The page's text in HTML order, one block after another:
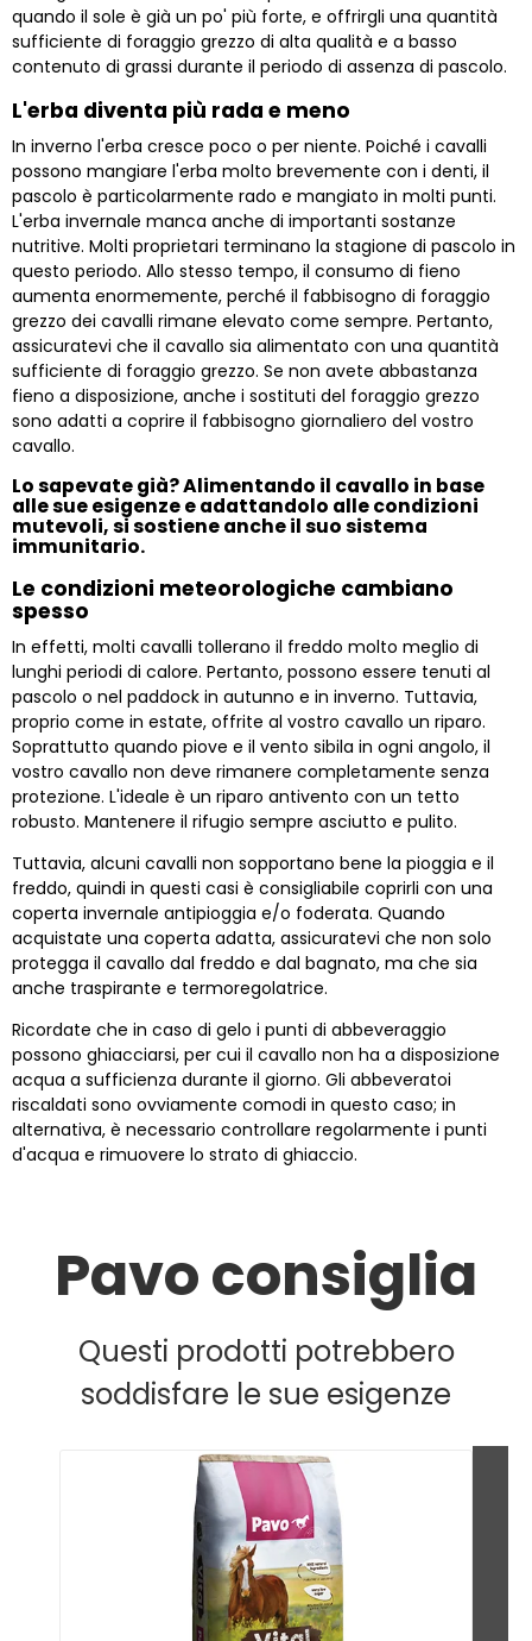
quando il sole è già un po' più forte, e offrirgli una quantità
sufficiente di foraggio grezzo di alta qualità e a basso
contenuto di grassi durante il periodo di assenza di pascolo.
L'erba diventa più rada e meno
In inverno l'erba cresce poco o per niente. Poiché i cavalli
possono mangiare l'erba molto brevemente con i denti, il
pascolo è particolarmente rado e mangiato in molti punti.
L'erba invernale manca anche di importanti sostanze
nutritive. Molti proprietari terminano la stagione di pascolo in
questo periodo. Allo stesso tempo, il consumo di fieno
aumenta enormemente, perché il fabbisogno di foraggio
grezzo dei cavalli rimane elevato come sempre. Pertanto,
assicuratevi che il cavallo sia alimentato con una quantità
sufficiente di foraggio grezzo. Se non avete abbastanza
fieno a disposizione, anche i sostituti del foraggio grezzo
sono adatti a coprire il fabbisogno giornaliero del vostro
cavallo.
Lo sapevate già? Alimentando il cavallo in base
alle sue esigenze e adattandolo alle condizioni
mutevoli, si sostiene anche il suo sistema
immunitario.
Le condizioni meteorologiche cambiano
spesso
In effetti, molti cavalli tollerano il freddo molto meglio di
lunghi periodi di calore. Pertanto, possono essere tenuti al
pascolo o nel paddock in autunno e in inverno. Tuttavia,
proprio come in estate, offrite al vostro cavallo un riparo.
Soprattutto quando piove e il vento sibila in ogni angolo, il
vostro cavallo non deve rimanere completamente senza
protezione. L'ideale è un riparo antivento con un tetto
robusto. Mantenere il rifugio sempre asciutto e pulito.
Tuttavia, alcuni cavalli non sopportano bene la pioggia e il
freddo, quindi in questi casi è consigliabile coprirli con una
coperta invernale antipioggia e/o foderata. Quando
acquistate una coperta adatta, assicuratevi che non solo
protegga il cavallo dal freddo e dal bagnato, ma che sia
anche traspirante e termoregolatrice.
Ricordate che in caso di gelo i punti di abbeveraggio
possono ghiacciarsi, per cui il cavallo non ha a disposizione
acqua a sufficienza durante il giorno. Gli abbeveratoi
riscaldati sono ovviamente comodi in questo caso; in
alternativa, è necessario controllare regolarmente i punti
d'acqua e rimuovere lo strato di ghiaccio.
Pavo consiglia
Questi prodotti potrebbero
soddisfare le sue esigenze